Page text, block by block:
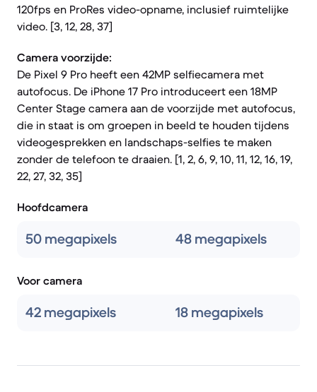
120fps en ProRes video-opname, inclusief ruimtelijke
video. [3, 12, 28, 37]
Camera voorzijde:
De Pixel 9 Pro heeft een 42MP selfiecamera met
autofocus. De iPhone 17 Pro introduceert een 18MP
Center Stage camera aan de voorzijde met autofocus,
die in staat is om groepen in beeld te houden tijdens
videogesprekken en landschaps-selfies te maken
zonder de telefoon te draaien. [1, 2, 6, 9, 10, 11, 12, 16, 19,
22, 27, 32, 35]
Hoofdcamera
50 megapixels 48 megapixels
Voor camera
42 megapixels 18 megapixels